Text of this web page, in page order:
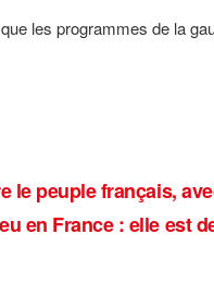
les programmes de la
le peuple français,
en France : elle est